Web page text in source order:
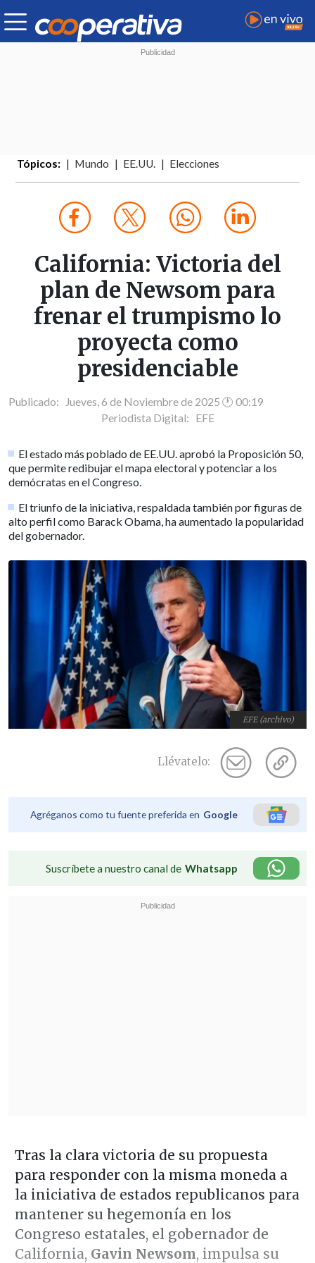
Tópicos: Mundo EE.UU. Elecciones
California: Victoria del
plan de Newsom para
frenar el trumpismo lo
proyecta como
presidenciable
Publicado: Jueves, 6 de Noviembre de 2025 🕐 00:19
Periodista Digital: EFE
El estado más poblado de EE.UU. aprobó la Proposición 50,
que permite redibujar el mapa electoral y potenciar a los
demócratas en el Congreso.
El triunfo de la iniciativa, respaldada también por figuras de
alto perfil como Barack Obama, ha aumentado la popularidad
del gobernador.
EFE (archivo)
Llévatelo:
Agréganos como tu fuente preferida en Google
Suscríbete a nuestro canal de Whatsapp
Tras la clara victoria de su propuesta
para responder con la misma moneda a
la iniciativa de estados republicanos para
mantener su hegemonía en los
Congreso estatales, el gobernador de
California, Gavin Newsom, impulsa su